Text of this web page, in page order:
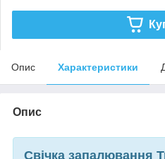
Опис Характеристики
Опис
Свічка запалювання